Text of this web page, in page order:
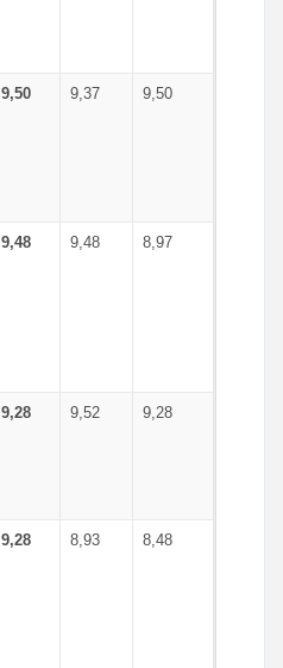
9,50 9,37 9,50
9,48 9,48 8,97
9,28 9,52 9,28
9,28 8,93 8,48